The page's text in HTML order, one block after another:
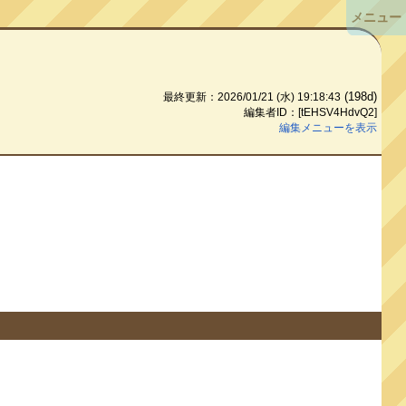
最終更新：2026/01/21 (水) 19:18:43 (198d)
編集者ID：[tEHSV4HdvQ2]
編集メニューを表示
メニュー